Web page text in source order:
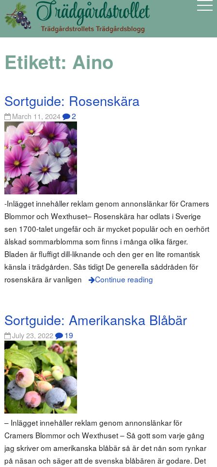
Etikett: Aino
Sortguide: Rosenskära
March 11, 2024 2
-Inlägget innehåller reklam genom annonslänkar för Cramers
Blommor och Wexthuset– Rosenskära har odlats i Sverige
sen 1700-talet ungefär och är mycket populär och en oerhört
älskad sommarblomma som finns i många olika färger.
Bladen är fluffigt dill-liknande och den ger en lite romantisk
känsla i trädgården. Sås tidigt De generella såddråden för
rosenskära är vanligen
Continue reading
Sortguide: Amerikanska Blåbär
July 23, 2022 19
– Inlägget innehåller reklam genom annonslänkar för
Cramers Blommor och Wexthuset – Så gott som varje gång
jag skriver om amerikanska blåbär så är det nån som rynkar
på näsan och säger att de svenska blåbären är godare. Det